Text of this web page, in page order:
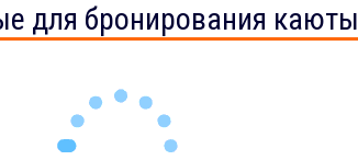
для бронирования каюты